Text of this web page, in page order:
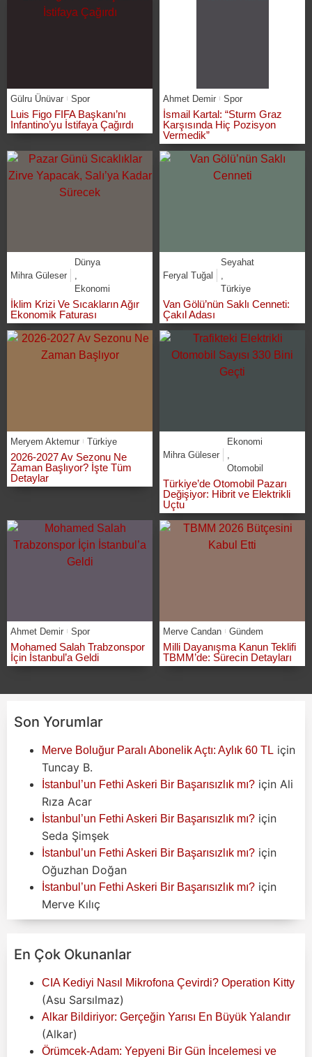
Gülru Ünüvar Spor
Luis Figo FIFA Başkanı’nı
Infantino’yu İstifaya Çağırdı
Ahmet Demir Spor
İsmail Kartal: “Sturm Graz
Karşısında Hiç Pozisyon
Vermedik”
Mihra Güleser
Dünya
Ekonomi
İklim Krizi Ve Sıcakların Ağır
Ekonomik Faturası
Feryal Tuğal
Seyahat
Türkiye
Van Gölü’nün Saklı Cenneti:
Çakıl Adası
Meryem Aktemur Türkiye
2026-2027 Av Sezonu Ne
Zaman Başlıyor? İşte Tüm
Detaylar
Mihra Güleser
Ekonomi
Otomobil
Türkiye’de Otomobil Pazarı
Değişiyor: Hibrit ve Elektrikli
Uçtu
Ahmet Demir Spor
Mohamed Salah Trabzonspor
İçin İstanbul’a Geldi
Merve Candan Gündem
Milli Dayanışma Kanun Teklifi
TBMM’de: Sürecin Detayları
Son Yorumlar
Merve Boluğur Paralı Abonelik Açtı: Aylık 60 TL için
Tuncay B.
İstanbul’un Fethi Askeri Bir Başarısızlık mı? için Ali
Rıza Acar
İstanbul’un Fethi Askeri Bir Başarısızlık mı? için
Seda Şimşek
İstanbul’un Fethi Askeri Bir Başarısızlık mı? için
Oğuzhan Doğan
İstanbul’un Fethi Askeri Bir Başarısızlık mı? için
Merve Kılıç
En Çok Okunanlar
CIA Kediyi Nasıl Mikrofona Çevirdi? Operation Kitty
(Asu Sarsılmaz)
Alkar Bildiriyor: Gerçeğin Yarısı En Büyük Yalandır
(Alkar)
Örümcek-Adam: Yepyeni Bir Gün İncelemesi ve